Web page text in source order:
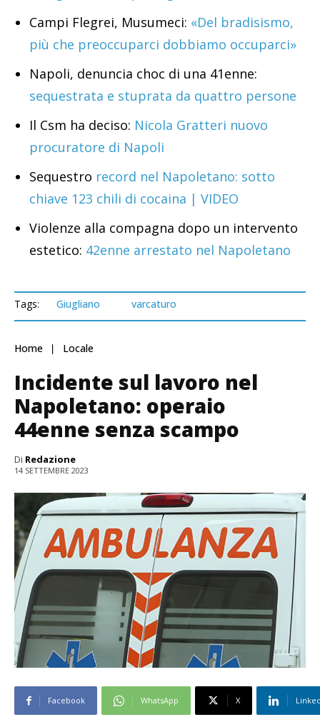
Campi Flegrei, Musumeci: «Del bradisismo,
più che preoccuparci dobbiamo occuparci»
Napoli, denuncia choc di una 41enne:
sequestrata e stuprata da quattro persone
Il Csm ha deciso: Nicola Gratteri nuovo
procuratore di Napoli
Sequestro record nel Napoletano: sotto
chiave 123 chili di cocaina | VIDEO
Violenze alla compagna dopo un intervento
estetico: 42enne arrestato nel Napoletano
Tags: Giugliano varcaturo
Home Locale
Incidente sul lavoro nel
Napoletano: operaio
44enne senza scampo
Di Redazione
14 SETTEMBRE 2023
Facebook WhatsApp X